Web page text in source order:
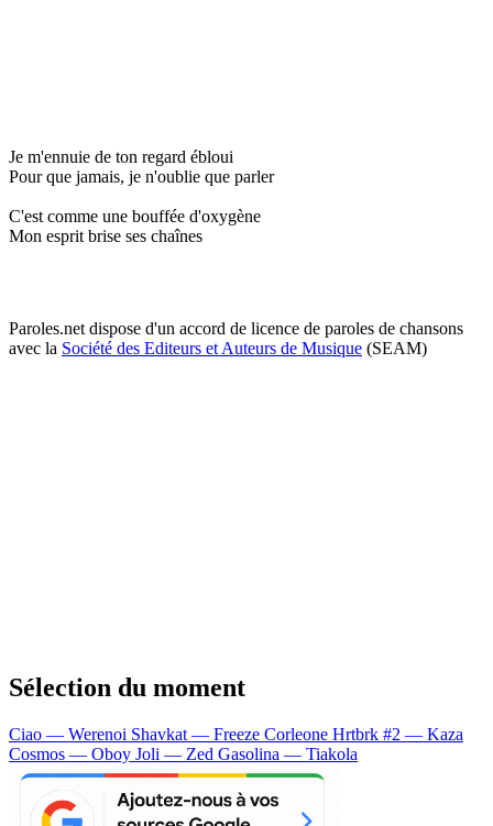
Je m'ennuie de ton regard ébloui
Pour que jamais, je n'oublie que parler
C'est comme une bouffée d'oxygène
Mon esprit brise ses chaînes
Paroles.net dispose d'un accord de licence de paroles de chansons
avec la Société des Editeurs et Auteurs de Musique (SEAM)
Sélection du moment
Ciao — Werenoi Shavkat — Freeze Corleone Hrtbrk #2 — Kaza
Cosmos — Oboy Joli — Zed Gasolina — Tiakola